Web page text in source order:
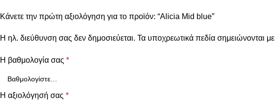
Κάνετε την πρώτη αξιολόγηση για το προϊόν: “Alicia Mid blue”
Η ηλ. διεύθυνση σας δεν δημοσιεύεται. Τα υποχρεωτικά πεδία σημειώνονται με
Η βαθμολογία σας *
Η αξιολόγησή σας *